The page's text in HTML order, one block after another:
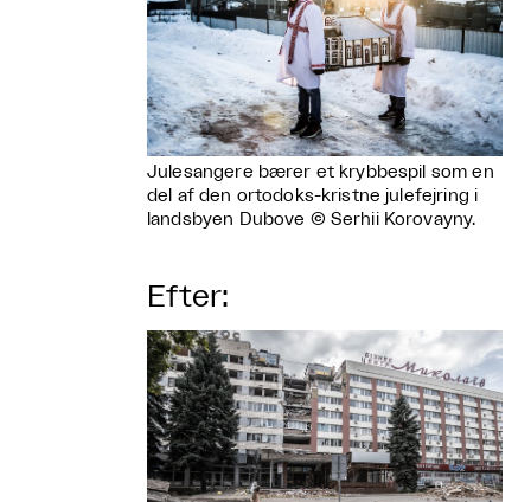
Julesangere bærer et krybbespil som en
del af den ortodoks-kristne julefejring i
landsbyen Dubove © Serhii Korovayny.
Efter: